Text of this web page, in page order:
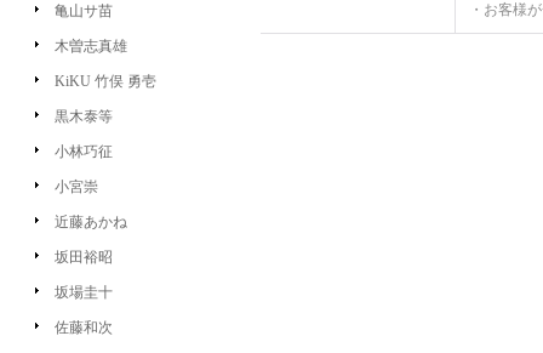
亀山サ苗
木曽志真雄
KiKU 竹俣 勇壱
黒木泰等
小林巧征
小宮崇
近藤あかね
坂田裕昭
坂場圭十
佐藤和次
・お客様